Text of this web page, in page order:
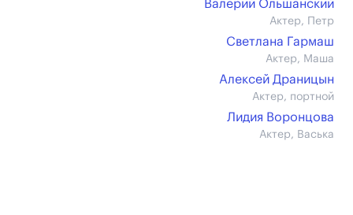
Валерий Ольшанский
Актер, Петр
Светлана Гармаш
Актер, Маша
Алексей Драницын
Актер, портной
Лидия Воронцова
Актер, Васька